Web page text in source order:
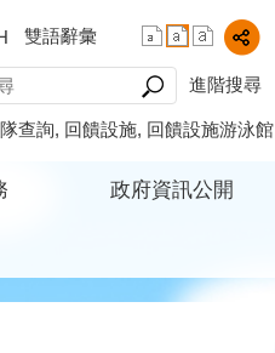
雙語辭彙
進階搜尋
查詢 回饋設施 回饋設施游泳館
政府資訊公開